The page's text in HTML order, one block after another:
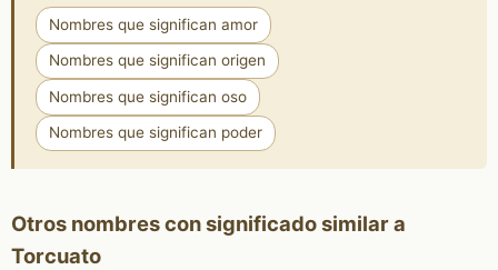
Nombres que significan amor
Nombres que significan origen
Nombres que significan oso
Nombres que significan poder
Otros nombres con significado similar a
Torcuato